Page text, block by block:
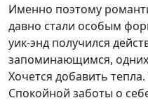
Именно поэтому
давно стали особым
уик-энд получился
запоминающимся,
Хочется добавить
Спокойной заботы о